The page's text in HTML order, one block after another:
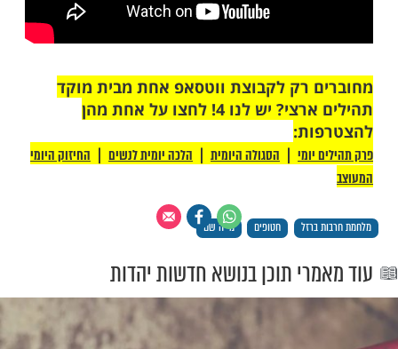
שלי. אני אומרת תודה. תמיד הייתי בן אדם
האמונה שלי התחזקה בטירוף בשבי. כל
מקבלת בחיים, תמיד יש גרוע יותר. כל בן
לחיים מעביר אותך שיעור, יש לו תפקיד
יוצאת מחוזקת".